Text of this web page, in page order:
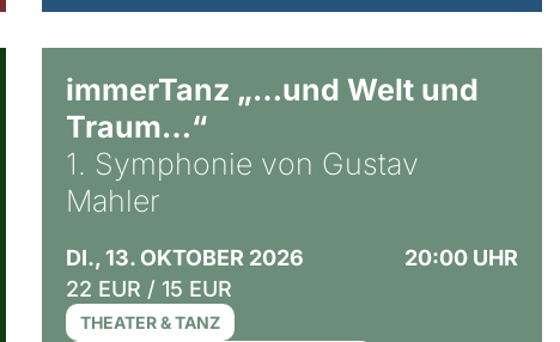
immerTanz „…und Welt und
Traum…“
1. Symphonie von Gustav
Mahler
DI., 13. OKTOBER 2026
20:00 UHR
22 EUR / 15 EUR
THEATER & TANZ